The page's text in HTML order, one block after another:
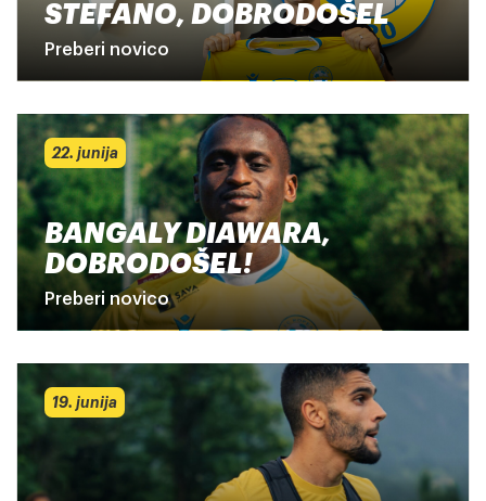
STEFANO, DOBRODOŠEL
Preberi novico
22. junija
BANGALY DIAWARA,
DOBRODOŠEL!
Preberi novico
19. junija